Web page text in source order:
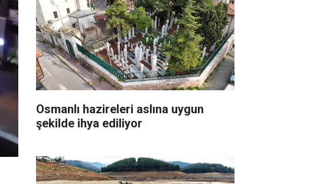
Osmanlı hazireleri aslına uygun
şekilde ihya ediliyor